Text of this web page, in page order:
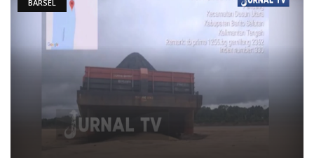
BARSEL